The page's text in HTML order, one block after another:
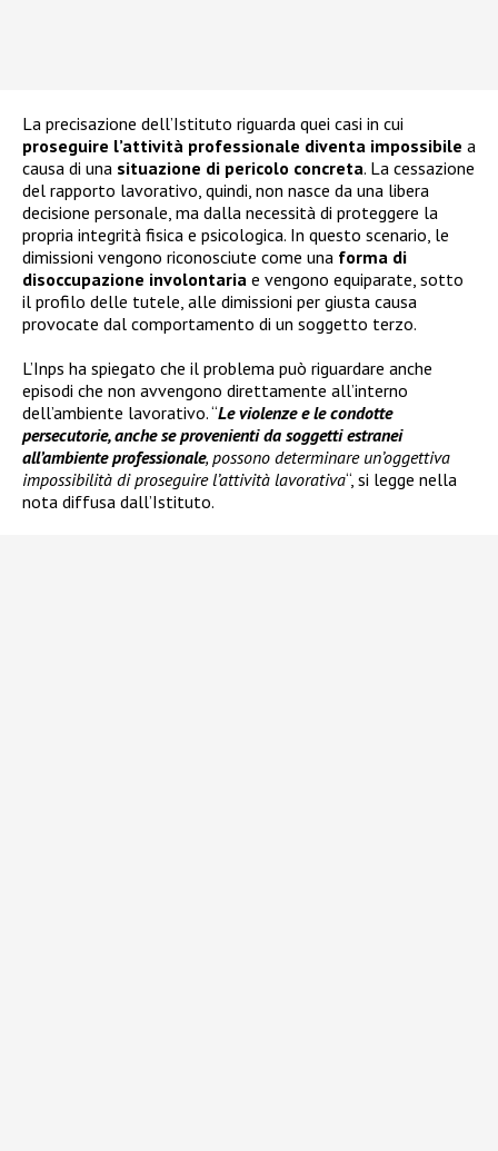
La precisazione dell’Istituto riguarda quei casi in cui
proseguire l’attività professionale diventa impossibile a
causa di una situazione di pericolo concreta. La cessazione
del rapporto lavorativo, quindi, non nasce da una libera
decisione personale, ma dalla necessità di proteggere la
propria integrità fisica e psicologica. In questo scenario, le
dimissioni vengono riconosciute come una forma di
disoccupazione involontaria e vengono equiparate, sotto
il profilo delle tutele, alle dimissioni per giusta causa
provocate dal comportamento di un soggetto terzo.
L’Inps ha spiegato che il problema può riguardare anche
episodi che non avvengono direttamente all’interno
dell’ambiente lavorativo. “Le violenze e le condotte
persecutorie, anche se provenienti da soggetti estranei
all’ambiente professionale, possono determinare un’oggettiva
impossibilità di proseguire l’attività lavorativa“, si legge nella
nota diffusa dall’Istituto.